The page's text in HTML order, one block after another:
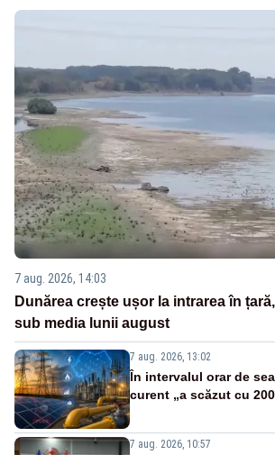
7 aug. 2026, 14:03
Dunărea crește ușor la intrarea în
sub media lunii august
7 aug. 2026, 13:02
În intervalul orar de
curent „a scăzut cu
7 aug. 2026, 10:57